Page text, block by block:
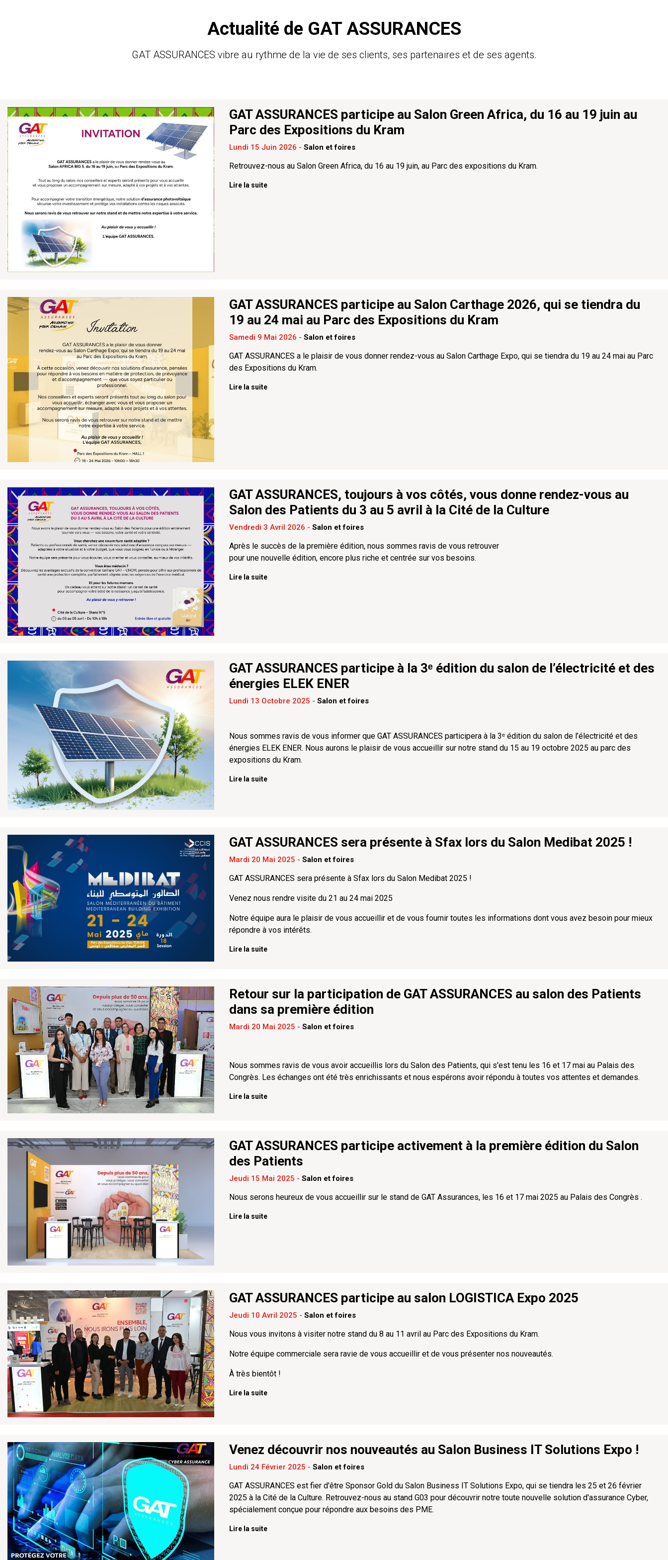
Actualité de GAT ASSURANCES
GAT ASSURANCES vibre au rythme de la vie de ses clients, ses partenaires et de ses agents.
GAT ASSURANCES participe au Salon Green Africa, du 16 au 19 juin au
Parc des Expositions du Kram
Lundi 15 Juin 2026 - Salon et foires
Retrouvez-nous au Salon Green Africa, du 16 au 19 juin, au Parc des expositions du Kram.
Lire la suite
GAT ASSURANCES participe au Salon Carthage 2026, qui se tiendra du
19 au 24 mai au Parc des Expositions du Kram
Samedi 9 Mai 2026 - Salon et foires
GAT ASSURANCES a le plaisir de vous donner rendez-vous au Salon Carthage Expo, qui se tiendra du 19 au 24 mai au Parc
des Expositions du Kram.
Lire la suite
GAT ASSURANCES, toujours à vos côtés, vous donne rendez-vous au
Salon des Patients du 3 au 5 avril à la Cité de la Culture
Vendredi 3 Avril 2026 - Salon et foires
Après le succès de la première édition, nous sommes ravis de vous retrouver
pour une nouvelle édition, encore plus riche et centrée sur vos besoins.
Lire la suite
GAT ASSURANCES participe à la 3ᵉ édition du salon de l’électricité et des
énergies ELEK ENER
Lundi 13 Octobre 2025 - Salon et foires
Nous sommes ravis de vous informer que GAT ASSURANCES participera à la 3ᵉ édition du salon de l’électricité et des
énergies ELEK ENER. Nous aurons le plaisir de vous accueillir sur notre stand du 15 au 19 octobre 2025 au parc des
expositions du Kram.
Lire la suite
GAT ASSURANCES sera présente à Sfax lors du Salon Medibat 2025 !
Mardi 20 Mai 2025 - Salon et foires
GAT ASSURANCES sera présente à Sfax lors du Salon Medibat 2025 !
Venez nous rendre visite du 21 au 24 mai 2025
Notre équipe aura le plaisir de vous accueillir et de vous fournir toutes les informations dont vous avez besoin pour mieux
répondre à vos intérêts.
Lire la suite
Retour sur la participation de GAT ASSURANCES au salon des Patients
dans sa première édition
Mardi 20 Mai 2025 - Salon et foires
Nous sommes ravis de vous avoir accueillis lors du Salon des Patients, qui s'est tenu les 16 et 17 mai au Palais des
Congrès. Les échanges ont été très enrichissants et nous espérons avoir répondu à toutes vos attentes et demandes.
Lire la suite
GAT ASSURANCES participe activement à la première édition du Salon
des Patients
Jeudi 15 Mai 2025 - Salon et foires
Nous serons heureux de vous accueillir sur le stand de GAT Assurances, les 16 et 17 mai 2025 au Palais des Congrès .
Lire la suite
GAT ASSURANCES participe au salon LOGISTICA Expo 2025
Jeudi 10 Avril 2025 - Salon et foires
Nous vous invitons à visiter notre stand du 8 au 11 avril au Parc des Expositions du Kram.
Notre équipe commerciale sera ravie de vous accueillir et de vous présenter nos nouveautés.
À très bientôt !
Lire la suite
Venez découvrir nos nouveautés au Salon Business IT Solutions Expo !
Lundi 24 Février 2025 - Salon et foires
GAT ASSURANCES est fier d'être Sponsor Gold du Salon Business IT Solutions Expo, qui se tiendra les 25 et 26 février
2025 à la Cité de la Culture. Retrouvez-nous au stand G03 pour découvrir notre toute nouvelle solution d'assurance Cyber,
spécialement conçue pour répondre aux besoins des PME.
Lire la suite